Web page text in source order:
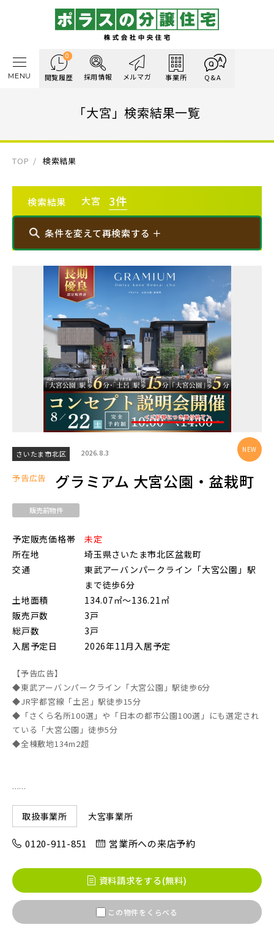
0
閲覧履歴 採用情報 メルマガ 事業所 Q&A
MENU
「大宮」検索結果一覧
TOP 検索結果
検索結果 大宮 3件
条件を変えて再検索する ＋
エリアから探す
埼玉・中央エリア(50)
さいたま市(19)
さいたま市西区(4)
さいたま市北区(2)
さいたま市大宮区(0)
さいたま市見沼区(5)
さいたま市浦和区(0)
さいたま市緑区(1)
さいたま市岩槻区(0)
川越市(3)
上尾市(2)
蕨市(0)
志木市(0)
和光市(1)
新座市(2)
桶川市(2)
久喜市(1)
富士見市(0)
白岡市(0)
北足立郡伊奈町(5)
埼玉・東部エリア(15)
春日部市(5) 草加市(0)
越谷市(8)
三郷市(2)
市川市(5) 船橋市(7)
八千代市(1)
鎌ケ谷市(2)
浦安市(0)
千葉市(2)
千葉・常磐エリア(15)
さいたま市北区 2026.8.3
予告広告 グラミアム 大宮公園・盆栽町
販売前物件
予定販売価格帯
未定
所在地
埼玉県さいたま市北区盆栽町
交通
東武アーバンパークライン「大宮公園」駅
まで徒歩6分
土地面積
134.07㎡～136.21㎡
販売戸数
3戸
総戸数
3戸
入居予定日
2026年11月入居予定
【予告広告】
◆東武アーバンパークライン「大宮公園」駅徒歩6分
◆JR宇都宮線「土呂」駅徒歩15分
◆「さくら名所100選」や「日本の都市公園100選」にも選定され
ている「大宮公園」徒歩5分
◆全棟敷地134m2超
......
取扱事業所 大宮事業所
0120-911-851 営業所への来店予約
資料請求をする(無料)
この物件をくらべる